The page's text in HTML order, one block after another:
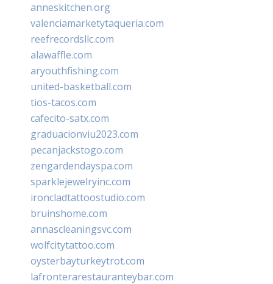
anneskitchen.org
valenciamarketytaqueria.com
reefrecordsllc.com
alawaffle.com
aryouthfishing.com
united-basketball.com
tios-tacos.com
cafecito-satx.com
graduacionviu2023.com
pecanjackstogo.com
zengardendayspa.com
sparklejewelryinc.com
ironcladtattoostudio.com
bruinshome.com
annascleaningsvc.com
wolfcitytattoo.com
oysterbayturkeytrot.com
lafronterarestauranteybar.com